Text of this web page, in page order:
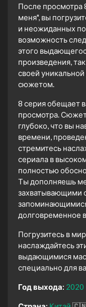
После просмотра
меня", вы
и неожиданных
возможность
этого
произведения,
своей
сюжетом.
8 серия обещает
просмотра. Сюжет
глубоко, что вы
времени,
стремитесь
сериала в
полностью
Ты дополняешь
захватывающими
долговременное
Погрузитесь в
наслаждайтесь
выдающимися
специально для
Год выхода: 2020